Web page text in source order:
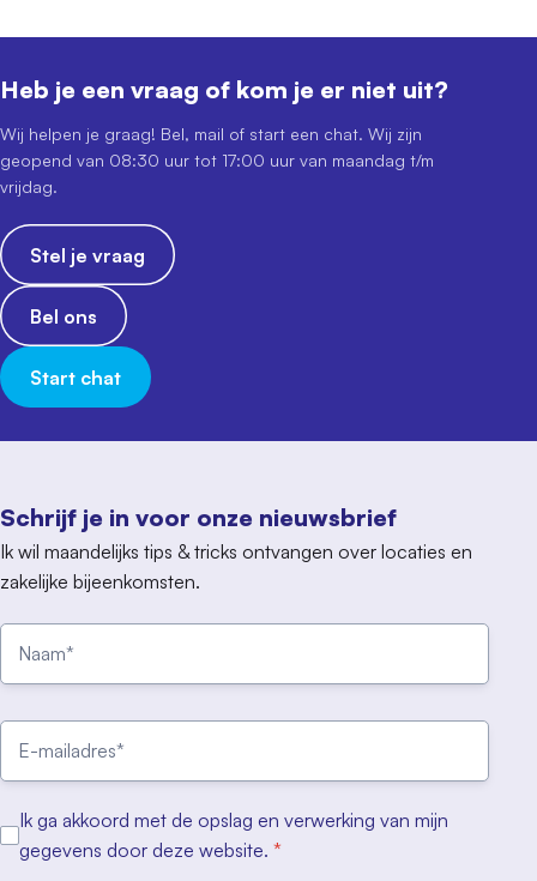
Schrijf je in voor onze nieuwsbrief
Ik wil maandelijks tips & tricks ontvangen over locaties en
zakelijke bijeenkomsten.
Ik ga akkoord met de opslag en verwerking van mijn
gegevens door deze website. *
Heb je een vraag of kom je er niet uit?
Wij helpen je graag! Bel, mail of start een chat. Wij zijn
geopend van 08:30 uur tot 17:00 uur van maandag t/m
vrijdag.
Stel je vraag
Bel ons
Start chat